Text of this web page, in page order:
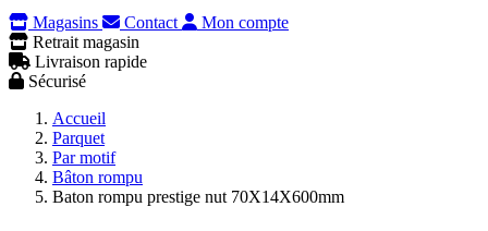
Magasins
Contact
Mon compte
Retrait magasin
Livraison rapide
Sécurisé
Accueil
Parquet
Par motif
Bâton rompu
Baton rompu prestige nut 70X14X600mm